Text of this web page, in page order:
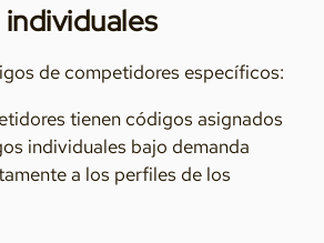
de competidores específicos:
tienen códigos asignados
individuales bajo demanda
a los perfiles de los